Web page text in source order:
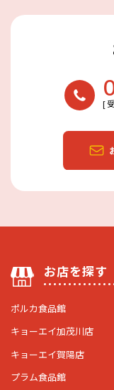
[
お店を探す
ポルカ食品館
キョーエイ加茂川店
キョーエイ賀陽店
プラム食品館